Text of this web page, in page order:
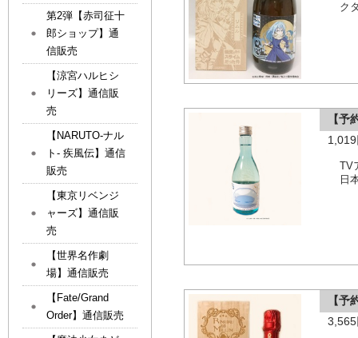
ク
【
日
【
第2弾【赤司征十
郎ショップ】通
信販売
【涼宮ハルヒシ
リーズ】通信販
売
【NARUTO-ナル
ト- 疾風伝】通信
販売
【東京リベンジ
ャーズ】通信販
売
【世界名作劇
場】通信販売
【Fate/Grand
Order】通信販売